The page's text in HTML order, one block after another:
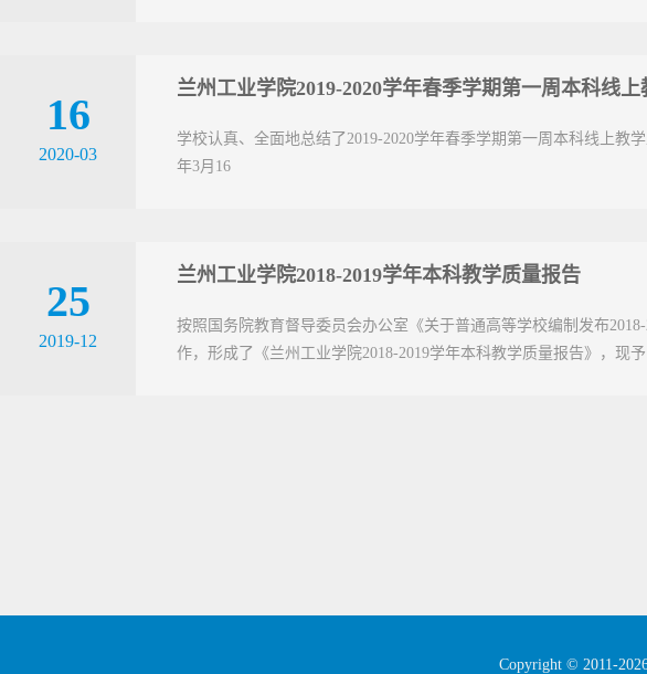
16
2020-03
兰州工业学院2019-2020学年春季学期第一周本科线
学校认真、全面地总结了2019-2020学年春季学期第一周本科线上教
年3月16
25
2019-12
兰州工业学院2018-2019学年本科教学质量报告
按照国务院教育督导委员会办公室《关于普通高等学校编制发布
作，形成了《兰州工业学院2018-2019学年本科教学质量报告》，现
Copyright © 2011-